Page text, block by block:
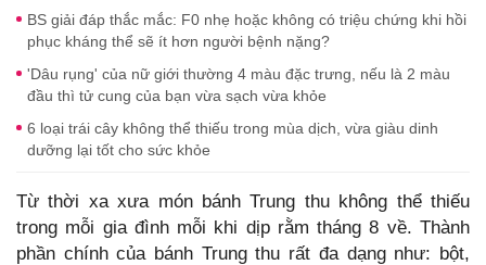
BS giải đáp thắc mắc: F0 nhẹ hoặc không có triệu chứng khi hồi
phục kháng thể sẽ ít hơn người bệnh nặng?
'Dâu rụng' của nữ giới thường 4 màu đặc trưng, nếu là 2 màu
đầu thì tử cung của bạn vừa sạch vừa khỏe
6 loại trái cây không thể thiếu trong mùa dịch, vừa giàu dinh
dưỡng lại tốt cho sức khỏe
Từ thời xa xưa món bánh Trung thu không thể thiếu
trong mỗi gia đình mỗi khi dịp rằm tháng 8 về. Thành
phần chính của bánh Trung thu rất đa dạng như: bột,